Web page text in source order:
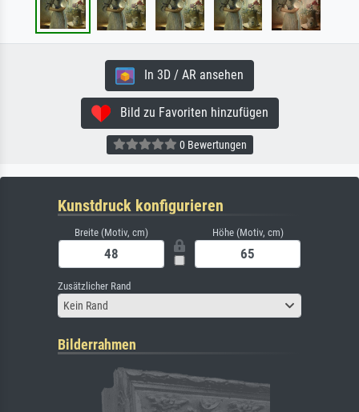
In 3D / AR ansehen
Bild zu Favoriten hinzufügen
0 Bewertungen
Kunstdruck konfigurieren
Breite (Motiv, cm) Höhe (Motiv, cm)
Zusätzlicher Rand
Kein Rand
Bilderrahmen